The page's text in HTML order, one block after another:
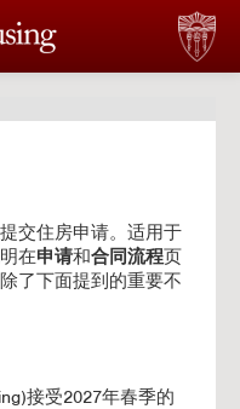
交住房申请。适用于
在申请和合同流程页
了下面提到的重要不
接受2027年春季的